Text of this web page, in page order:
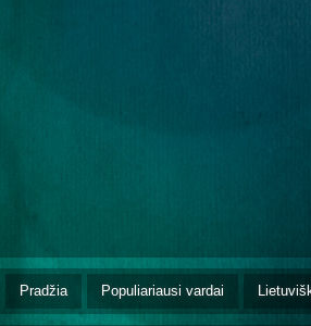
Pradžia Populiariausi vardai